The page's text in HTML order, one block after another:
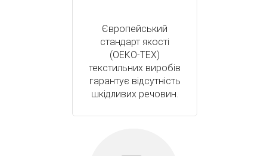
Європейський
стандарт якості
(OEKO-TEX)
текстильних виробів
гарантує відсутність
шкідливих речовин.